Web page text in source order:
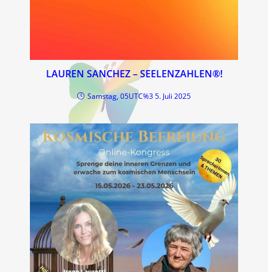
LAUREN SANCHEZ – SEELENZAHLEN®!
Samstag, 05UTC%3 5. Juli 2025